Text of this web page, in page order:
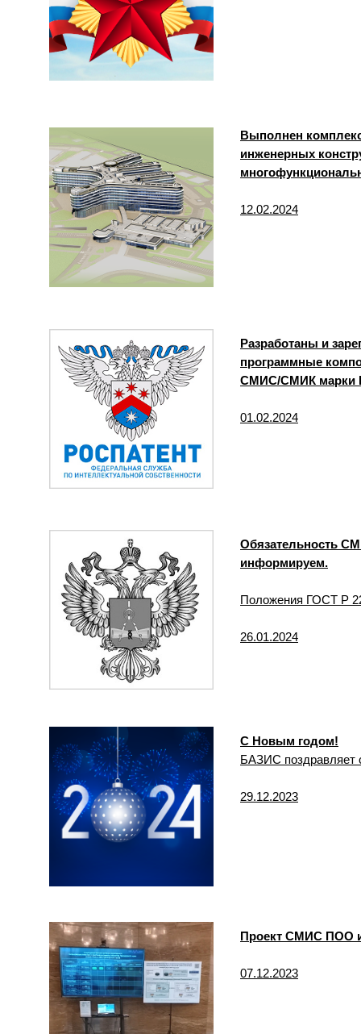
Проект СМИС ПОО
07.12.2023
С Новым годом!
БАЗИС поздравляет
29.12.2023
Обязательность
информируем.
Положения ГОСТ Р
26.01.2024
Разработаны и
программные
СМИС/СМИК марки
01.02.2024
Выполнен
инженерных
12.02.2024